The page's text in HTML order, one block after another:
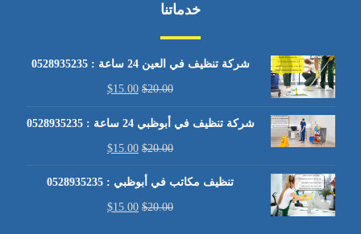
خدماتنا
شركة تنظيف في العين 24 ساعة : 0528935235
$20.00
$15.00
شركة تنظيف في أبوظبي 24 ساعة : 0528935235
$20.00
$15.00
تنظيف مكاتب في أبوظبي : 0528935235
$20.00
$15.00